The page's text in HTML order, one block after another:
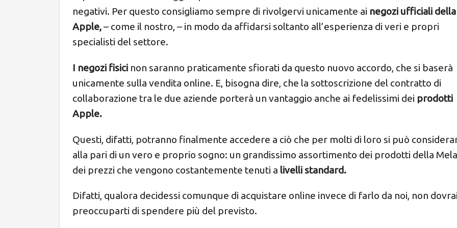
negativi. Per questo consigliamo sempre di rivolgervi unicamente ai negozi ufficiali della
Apple,– come il nostro, – in modo da affidarsi soltanto all’esperienza di veri e propri
specialisti del settore.
I negozi fisici non saranno praticamente sfiorati da questo nuovo accordo, che si baserà
unicamente sulla vendita online. E, bisogna dire, che la sottoscrizione del contratto di
collaborazione tra le due aziende porterà un vantaggio anche ai fedelissimi dei prodotti
Apple.
Questi, difatti, potranno finalmente accedere a ciò che per molti di loro si può
alla pari di un vero e proprio sogno: un grandissimo assortimento dei prodotti della
dei prezzi che vengono costantemente tenuti a livelli standard.
Difatti, qualora decidessi comunque di acquistare online invece di farlo da noi, non dovrai
preoccuparti di spendere più del previsto.